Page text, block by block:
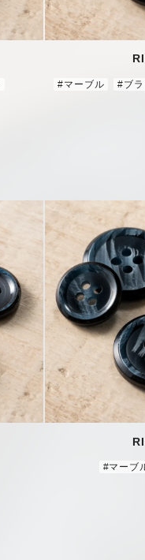
#マーブル #ブラ
#マーブ